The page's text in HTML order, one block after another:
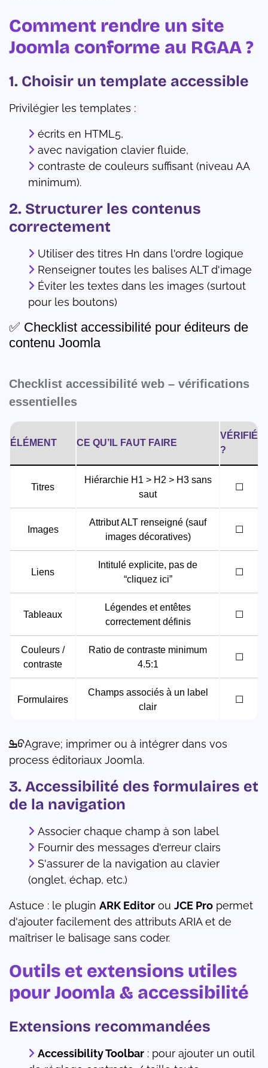
Comment rendre un site
Joomla conforme au RGAA ?
1. Choisir un template accessible
Privilégier les templates :
écrits en HTML5,
avec navigation clavier fluide,
contraste de couleurs suffisant (niveau AA
minimum).
2. Structurer les contenus
correctement
Utiliser des titres Hn dans l'ordre logique
Renseigner toutes les balises ALT d'image
Éviter les textes dans les images (surtout
pour les boutons)
✅ Checklist accessibilité pour éditeurs de
contenu Joomla
Checklist accessibilité web – vérifications
essentielles
ÉLÉMENT CE QU’IL FAUT FAIRE
VÉRIFIÉ
?
Titres
Hiérarchie H1 > H2 > H3 sans
saut
☐
Images
Attribut ALT renseigné (sauf
images décoratives)
☐
Liens
Intitulé explicite, pas de
“cliquez ici”
☐
Tableaux
Légendes et entêtes
correctement définis
☐
Couleurs /
contraste
Ratio de contraste minimum
4.5:1
☐
Formulaires
Champs associés à un label
clair
☐
ߒᠦAgrave; imprimer ou à intégrer dans vos
process éditoriaux Joomla.
3. Accessibilité des formulaires et
de la navigation
Associer chaque champ à son label
Fournir des messages d'erreur clairs
S'assurer de la navigation au clavier
(onglet, échap, etc.)
Astuce : le plugin ARK Editor ou JCE Pro permet
d'ajouter facilement des attributs ARIA et de
maîtriser le balisage sans coder.
Outils et extensions utiles
pour Joomla & accessibilité
Extensions recommandées
Accessibility Toolbar : pour ajouter un outil